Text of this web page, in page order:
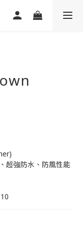
超強防水、防風性能